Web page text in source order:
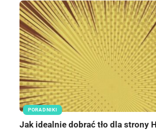
PORADNIKI
Jak idealnie dobrać tło dla strony